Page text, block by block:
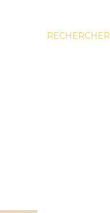
RECHERCHER